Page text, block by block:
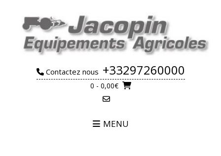
content
Contactez nous +33297260000
0 - 0,00€
MENU